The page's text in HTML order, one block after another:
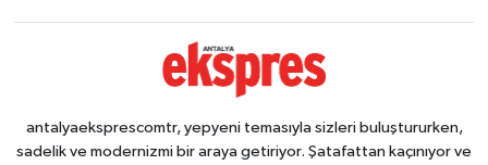
antalyaeksprescomtr, yepyeni temasıyla sizleri buluştururken,
sadelik ve modernizmi bir araya getiriyor. Şatafattan kaçınıyor ve